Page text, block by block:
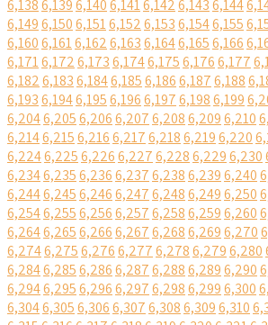
6,1386,1396,1406,1416,1426,1436,144
6,1496,1506,1516,1526,1536,1546,155
6,1606,1616,1626,1636,1646,1656,166
6,1716,1726,1736,1746,1756,1766,177
6,1826,1836,1846,1856,1866,1876,188
6,1936,1946,1956,1966,1976,1986,199
6,2046,2056,2066,2076,2086,2096,210
6,2146,2156,2166,2176,2186,2196,220
6,2246,2256,2266,2276,2286,2296,230
6,2346,2356,2366,2376,2386,2396,240
6,2446,2456,2466,2476,2486,2496,250
6,2546,2556,2566,2576,2586,2596,260
6,2646,2656,2666,2676,2686,2696,270
6,2746,2756,2766,2776,2786,2796,280
6,2846,2856,2866,2876,2886,2896,290
6,2946,2956,2966,2976,2986,2996,300
6,3046,3056,3066,3076,3086,3096,310